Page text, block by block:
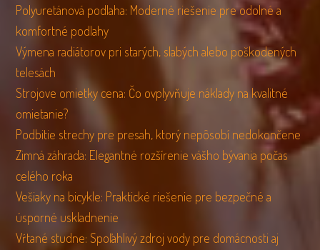
Polyuretánová podlaha: Moderné riešenie pre odolné a
komfortné podlahy
Výmena radiátorov pri starých, slabých alebo poškodených
telesách
Strojove omietky cena: Čo ovplyvňuje náklady na kvalitné
omietanie?
Podbitie strechy pre presah, ktorý nepôsobí nedokončene
Zimná záhrada: Elegantné rozšírenie vášho bývania počas
celého roka
Vešiaky na bicykle: Praktické riešenie pre bezpečné a
úsporné uskladnenie
Vŕtané studne: Spoľahlivý zdroj vody pre domácnosti aj